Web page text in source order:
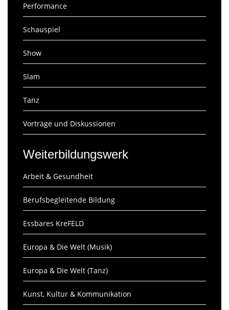
Performance
Schauspiel
Show
Slam
Tanz
Vorträge und Diskussionen
Weiterbildungswerk
Arbeit & Gesundheit
Berufsbegleitende Bildung
Essbares KreFELD
Europa & Die Welt (Musik)
Europa & Die Welt (Tanz)
Kunst, Kultur & Kommunikation